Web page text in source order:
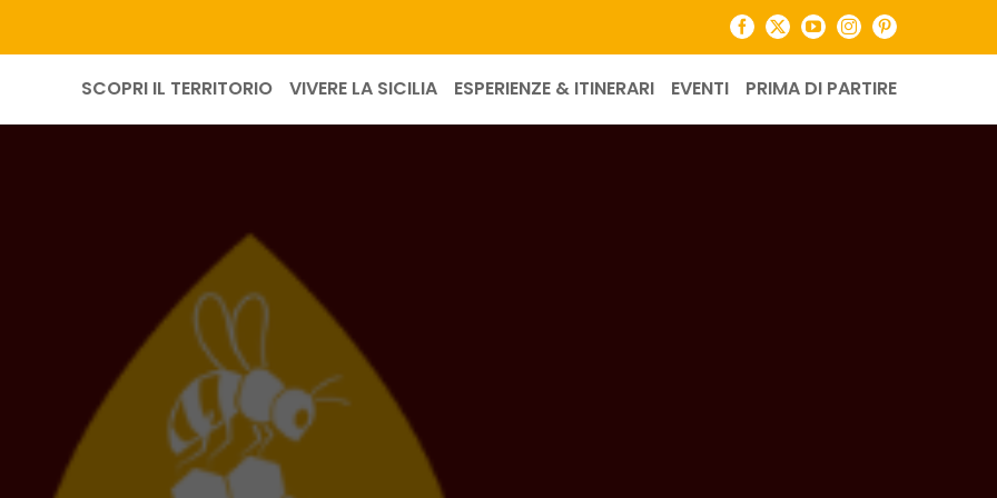
Facebook
X YouTubeInstagramPinterest
SCOPRI IL TERRITORIO VIVERE LA SICILIA ESPERIENZE & ITINERARI EVENTI PRIMA DI PARTIRE